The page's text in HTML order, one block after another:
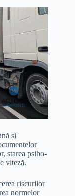
și
starea psiho-
viteză.
riscurilor
normelor